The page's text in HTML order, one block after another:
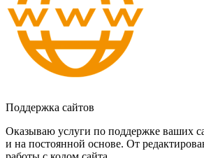
Поддержка сайтов
Оказываю услуги по поддержке ваших
и на постоянной основе. От